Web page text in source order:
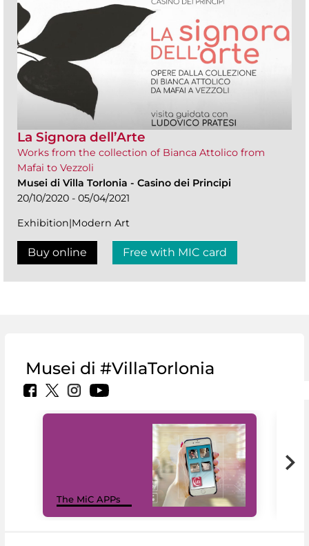
La Signora dell’Arte
Works from the collection of Bianca Attolico from
Mafai to Vezzoli
Musei di Villa Torlonia - Casino dei Principi
20/10/2020 - 05/04/2021
Exhibition|Modern Art
Buy online Free with MIC card
Musei di #VillaTorlonia
The MiC APPs